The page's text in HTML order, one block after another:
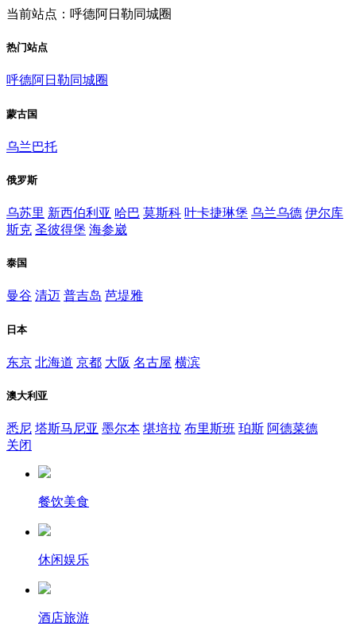
当前站点：呼德阿日勒同城圈
热门站点
呼德阿日勒同城圈
蒙古国
乌兰巴托
俄罗斯
乌苏里 新西伯利亚 哈巴 莫斯科 叶卡捷琳堡 乌兰乌德 伊尔库
斯克 圣彼得堡 海参崴
泰国
曼谷 清迈 普吉岛 芭堤雅
日本
东京 北海道 京都 大阪 名古屋 横滨
澳大利亚
悉尼 塔斯马尼亚 墨尔本 堪培拉 布里斯班 珀斯 阿德菜德
关闭
餐饮美食
休闲娱乐
酒店旅游